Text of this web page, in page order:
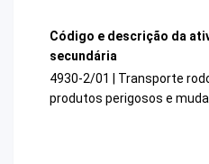
Código e descrição da
secundária
4930-2/01 | Transporte
produtos perigosos e